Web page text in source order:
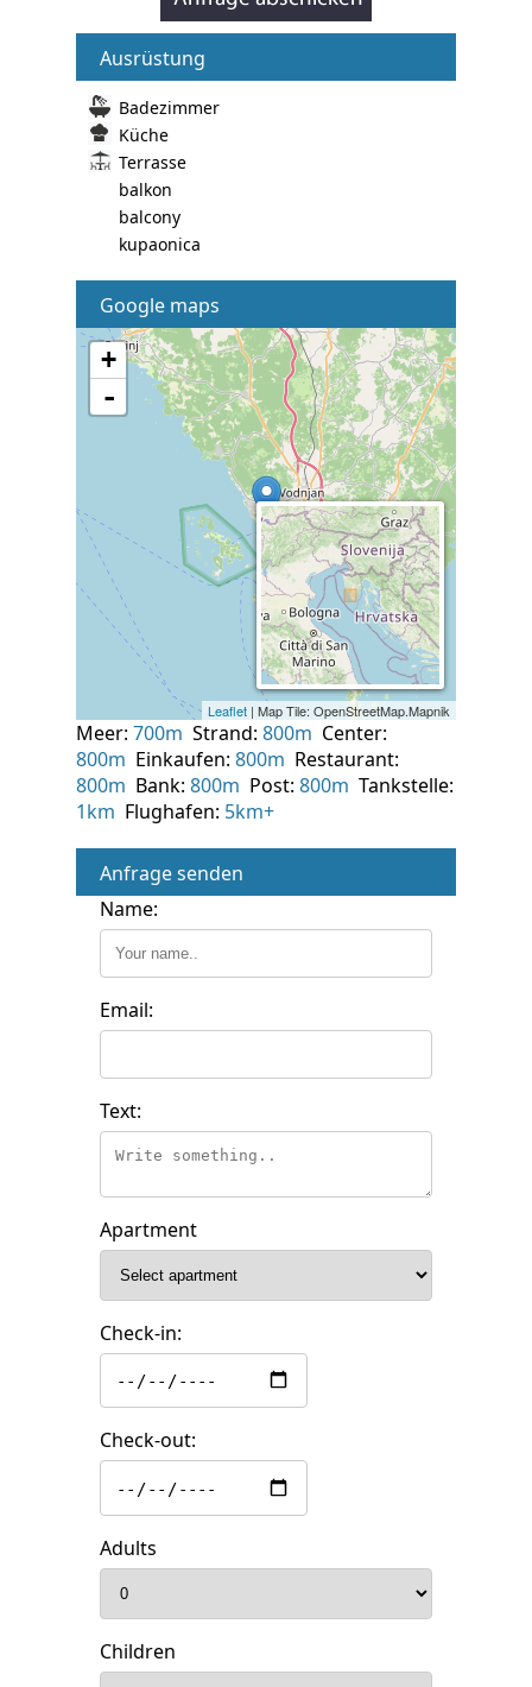
Ausrüstung
Badezimmer
Küche
Terrasse
balkon
balcony
kupaonica
Google maps
Meer: 700m Strand: 800m Center:
800m Einkaufen: 800m Restaurant:
800m Bank: 800m Post: 800m Tankstelle:
1km Flughafen: 5km+
Anfrage senden
Name:
Email:
Text:
Apartment
Check-in:
Check-out:
Adults
Children